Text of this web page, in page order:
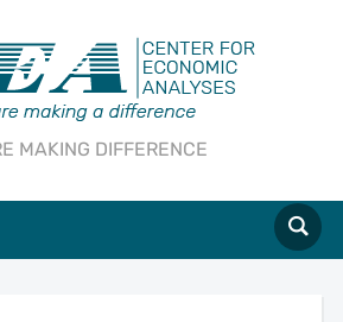
MAKING DIFFERENCE